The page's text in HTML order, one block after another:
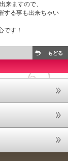
来ますので、
する事も出来ちゃい
です！
もどる